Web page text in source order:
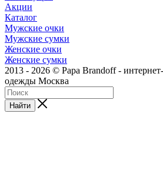
Акции
Каталог
Мужские очки
Мужские сумки
Женские очки
Женские сумки
2013 - 2026 © Papa Brandoff -
одежды Москва
Найти